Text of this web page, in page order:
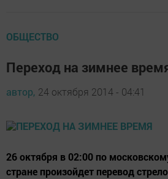
ОБЩЕСТВО
Переход на зимнее
автор, 24 октября 2014 - 04:41
26 октября в 02:00 по
стране произойдет перевод